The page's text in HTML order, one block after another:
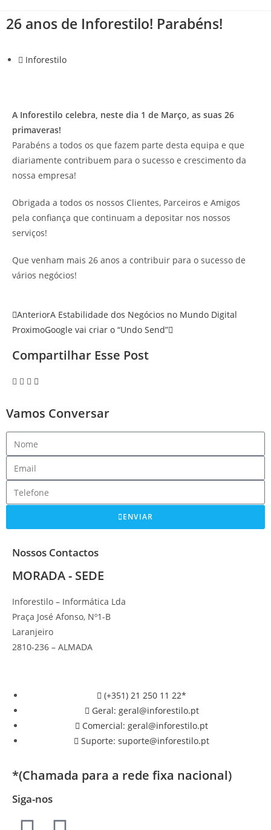
26 anos de Inforestilo! Parabéns!
Inforestilo
A Inforestilo celebra, neste dia 1 de Março, as suas 26
primaveras!
Parabéns a todos os que fazem parte desta equipa e que
diariamente contribuem para o sucesso e crescimento da
nossa empresa!
Obrigada a todos os nossos Clientes, Parceiros e Amigos
pela confiança que continuam a depositar nos nossos
serviços!
Que venham mais 26 anos a contribuir para o sucesso de
vários negócios!
AnteriorA Estabilidade dos Negócios no Mundo Digital
ProximoGoogle vai criar o “Undo Send”
Compartilhar Esse Post
Vamos Conversar
ENVIAR
Nossos Contactos
MORADA - SEDE
Inforestilo – Informática Lda
Praça José Afonso, Nº1-B
Laranjeiro
2810-236 – ALMADA
(+351) 21 250 11 22*
Geral: geral@inforestilo.pt
Comercial: geral@inforestilo.pt
Suporte: suporte@inforestilo.pt
*(Chamada para a rede fixa nacional)
Siga-nos